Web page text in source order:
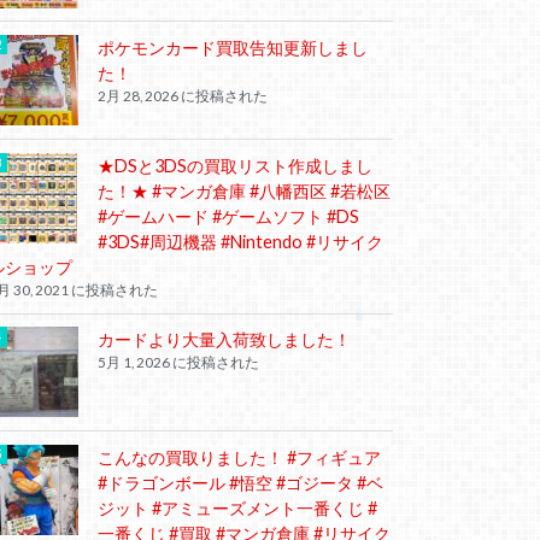
ポケモンカード買取告知更新しまし
た！
2月 28, 2026 に投稿された
★DSと3DSの買取リスト作成しまし
た！★ #マンガ倉庫 #八幡西区 #若松区
#ゲームハード #ゲームソフト #DS
#3DS#周辺機器 #Nintendo #リサイク
ショップ
30, 2021 に投稿された
カードより大量入荷致しました！
5月 1, 2026 に投稿された
こんなの買取りました！ #フィギュア
#ドラゴンボール #悟空 #ゴジータ #ベ
ジット #アミューズメント一番くじ #
一番くじ #買取 #マンガ倉庫 #リサイク